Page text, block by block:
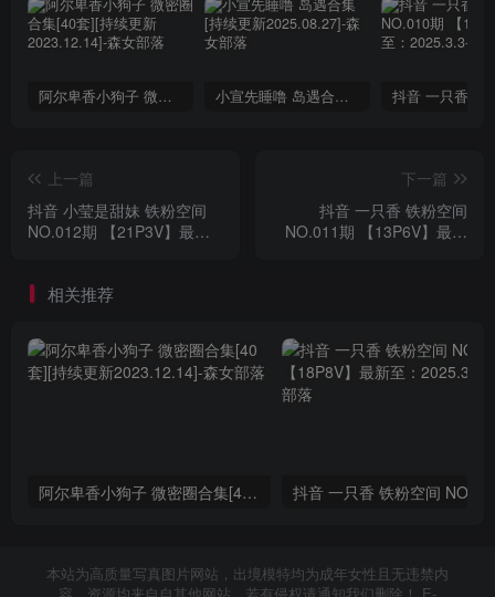
阿尔卑香小狗子 微密圈合集[40套][持续更新2023.12.14] 小宣先睡噜 岛遇合集[持续更新2025.08.27]
上一篇
抖音 小莹是甜妹 铁粉空间
NO.012期 【21P3V】最新
下一篇
抖音 一只香 铁粉空间
NO.011期 【13P6V】最新
相关推荐
阿尔卑香小狗子 微密圈合集[40套][持续更新2023.12.14]
本站为高质量写真图片网站，出境模特均为成年女性且无违禁内
容，资源均来自自其他网站，若有侵权请通知我们删除！ E-